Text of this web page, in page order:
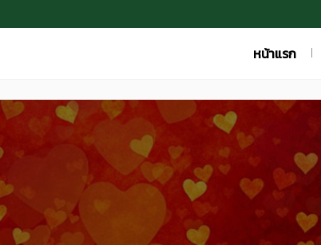
หน้าแรก